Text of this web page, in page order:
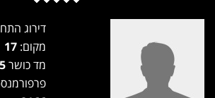
דירוג
מקום:
מד כושר